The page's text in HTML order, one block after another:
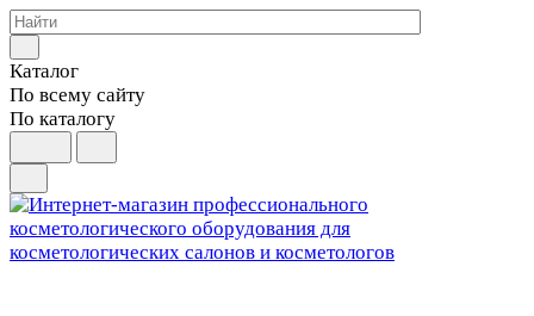
Каталог
По всему сайту
По каталогу